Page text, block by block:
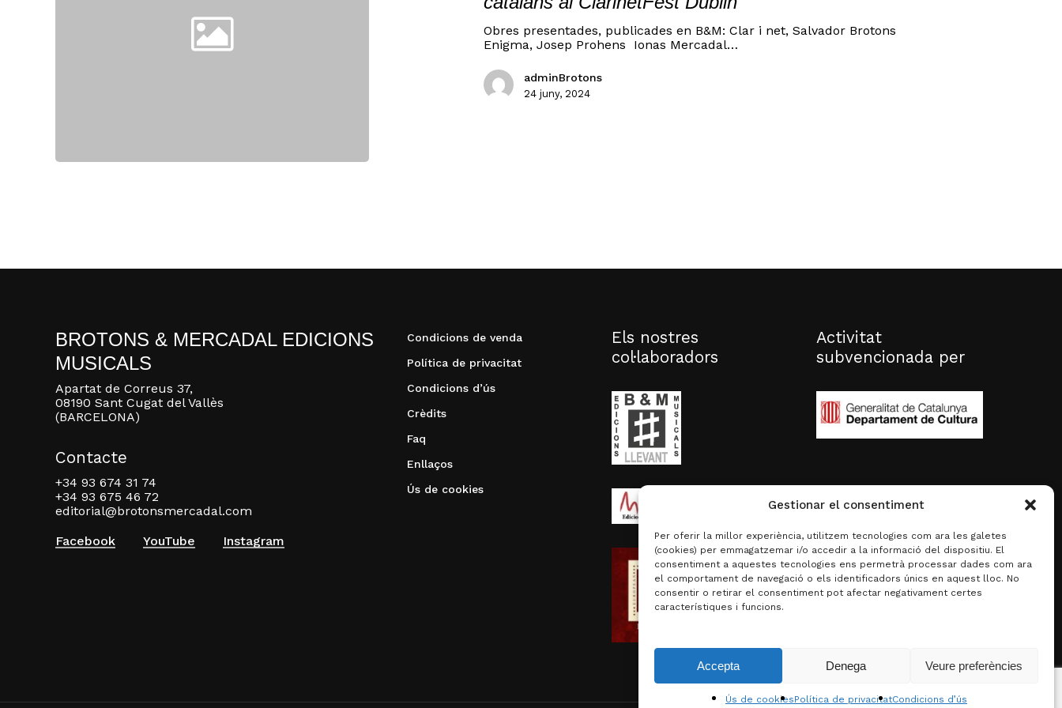
Gestionar el consentiment
Per oferir la millor experiència, utilitzem tecnologies com ara les galetes
(cookies) per emmagatzemar i/o accedir a la informació del dispositiu. El
consentiment a aquestes tecnologies ens permetrà processar dades com ara
el comportament de navegació o els identificadors únics en aquest lloc. No
consentir o retirar el consentiment pot afectar negativament certes
característiques i funcions.
Accepta Denega Veure preferències
Ús de cookiesPolítica de privacitatCondicions d’ús
Subtotal:
Visualitza la cistella Finalitza la compra
Obres presentades, publicades en B&M: Clar i net, Salvador Brotons
Enigma, Josep Prohens Ionas Mercadal…
adminBrotons
24 juny, 2024
BROTONS & MERCADAL EDICIONS
MUSICALS
Apartat de Correus 37,
08190 Sant Cugat del Vallès
(BARCELONA)
Contacte
+34 93 674 31 74
+34 93 675 46 72
editorial@brotonsmercadal.com
Facebook
YouTube Instagram
Condicions de venda
Política de privacitat
Condicions d’ús
Crèdits
Faq
Enllaços
Ús de cookies
Els nostres
col·laboradors
Activitat
subvencionada per